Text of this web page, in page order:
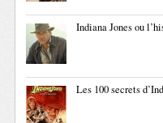
Indiana Jones ou
Les 100 secrets